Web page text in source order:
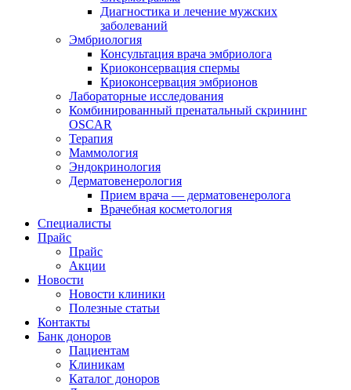
Диагностика и лечение мужских
заболеваний
Эмбриология
Консультация врача эмбриолога
Криоконсервация спермы
Криоконсервация эмбрионов
Лабораторные исследования
Комбинированный пренатальный скрининг
OSCAR
Терапия
Маммология
Эндокринология
Дерматовенерология
Прием врача — дерматовенеролога
Врачебная косметология
Специалисты
Прайс
Прайс
Акции
Новости
Новости клиники
Полезные статьи
Контакты
Банк доноров
Пациентам
Клиникам
Каталог доноров